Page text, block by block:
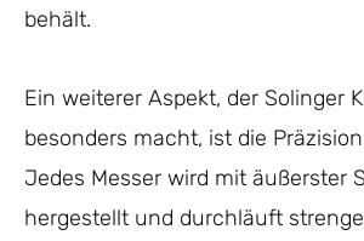
behält.
Ein weiterer Aspekt, der Solinger
besonders macht, ist die
Jedes Messer wird mit äußerster
hergestellt und durchläuft strenge